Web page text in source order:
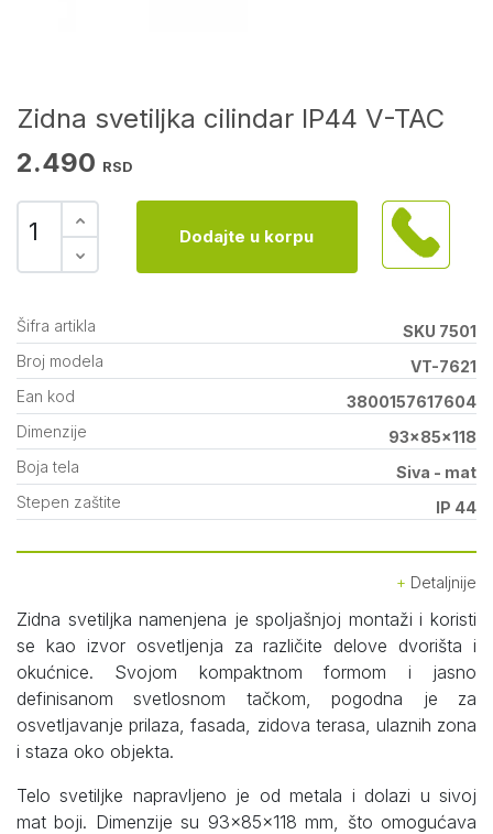
Zidna svetiljka cilindar IP44 V-TAC
2.490 RSD
Dodajte u korpu
Šifra artikla
SKU 7501
Broj modela
VT-7621
Ean kod
3800157617604
Dimenzije
93x85x118
Boja tela
Siva - mat
Stepen zaštite
IP 44
Detaljnije
Zidna svetiljka namenjena je spoljašnjoj montaži i koristi
se kao izvor osvetljenja za različite delove dvorišta i
okućnice. Svojom kompaktnom formom i jasno
definisanom svetlosnom tačkom, pogodna je za
osvetljavanje prilaza, fasada, zidova terasa, ulaznih zona
i staza oko objekta.
Telo svetiljke napravljeno je od metala i dolazi u sivoj
mat boji. Dimenzije su 93x85x118 mm, što omogućava